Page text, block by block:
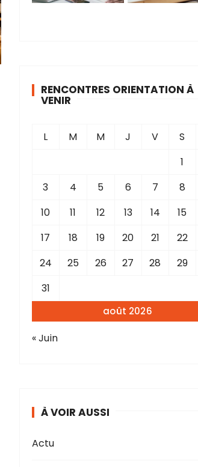
RENCONTRES ORIENTATION À
VENIR
août 2026
L M M J V S
1
3
4 5 6 7 8
10
11 12 13 14 15
17
18 19 20 21 22
24
25 26 27 28 29
31
« Juin
À VOIR AUSSI
Actu